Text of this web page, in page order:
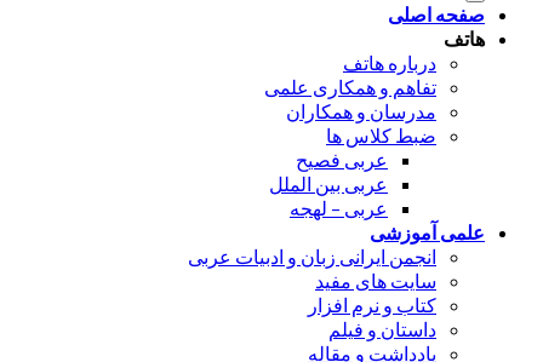
صفحه اصلی
هاتف
درباره هاتف
تفاهم و همکاری علمی
مدرسان و همکاران
ضبط کلاس ها
عربی فصیح
عربی بین الملل
عربی – لهجه
علمی آموزشی
انجمن ایرانی زبان و ادبیات عربی
سایت های مفید
کتاب و نرم افزار
داستان و فیلم
یادداشت و مقاله